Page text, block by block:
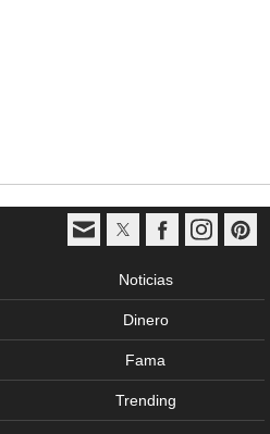
Noticias
Dinero
Fama
Trending